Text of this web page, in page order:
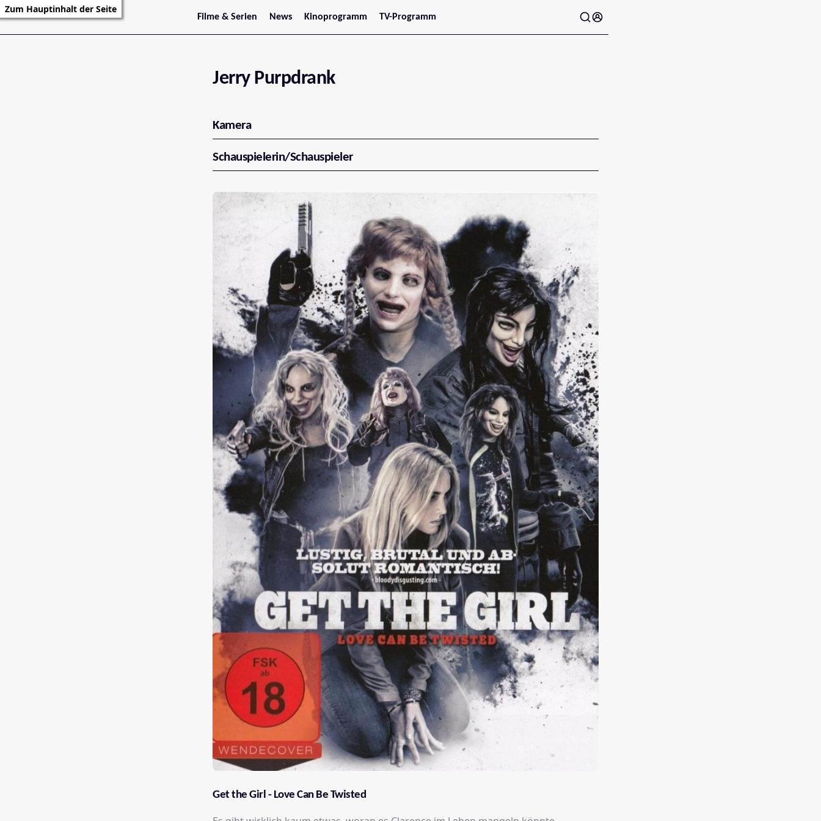
Zum Hauptinhalt der Seite
Filme & Serien
Trailer
Serienarchiv
News
Stars
Kinoprogramm
Jetzt im Kino
Niederösterreich
Oberösterreich
Tirol
Vorarlberg
TV-Programm
Jerry Purpdrank
Kamera
Schauspielerin/Schauspieler
Get the Girl - Love Can Be Twisted